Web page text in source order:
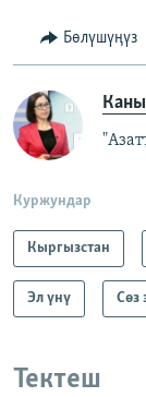
Бөлүшүңүз
Куржундар
Кыргызстан
Эл үнү Сөз
Тектеш